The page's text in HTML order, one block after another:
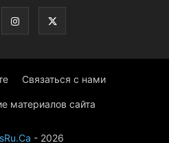
Связаться с нами
материалов сайта
- 2026